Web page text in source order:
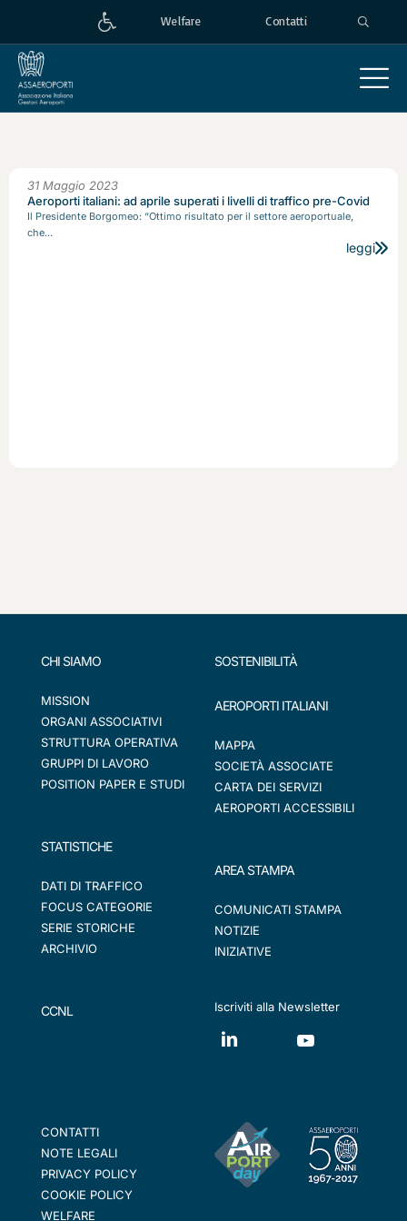
Welfare Contatti
31 Maggio 2023
Aeroporti italiani: ad aprile superati i livelli di traffico pre-Covid
Il Presidente Borgomeo: “Ottimo risultato per il settore aeroportuale,
che...
leggi
CHI SIAMO
MISSION
ORGANI ASSOCIATIVI
STRUTTURA OPERATIVA
GRUPPI DI LAVORO
POSITION PAPER E STUDI
STATISTICHE
DATI DI TRAFFICO
FOCUS CATEGORIE
SERIE STORICHE
ARCHIVIO
CCNL
SOSTENIBILITÀ
AEROPORTI ITALIANI
MAPPA
SOCIETÀ ASSOCIATE
CARTA DEI SERVIZI
AEROPORTI ACCESSIBILI
AREA STAMPA
COMUNICATI STAMPA
NOTIZIE
INIZIATIVE
Iscriviti alla Newsletter
CONTATTI
NOTE LEGALI
PRIVACY POLICY
COOKIE POLICY
WELFARE